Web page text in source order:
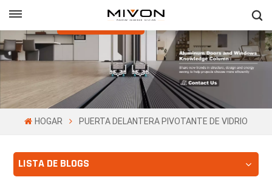
Obtenga Una
Cotización Gratis
HOGAR PUERTA DELANTERA PIVOTANTE DE VIDRIO
LISTA DE BLOGS